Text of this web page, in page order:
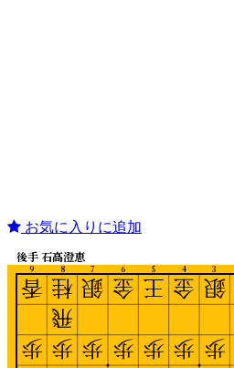
お気に入りに追加
3
4
5
6
7
8
9
後手 石高澄恵
銀
歩
金
歩
王
歩
金
歩
銀
歩
桂
飛
歩
香
歩